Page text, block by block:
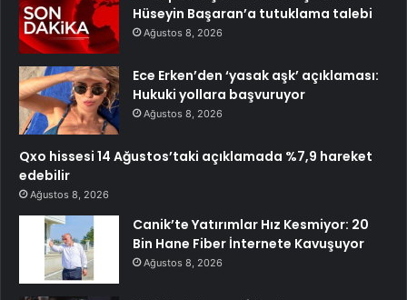
Hüseyin Başaran’a tutuklama talebi
Ağustos 8, 2026
Ece Erken’den ‘yasak aşk’ açıklaması:
Hukuki yollara başvuruyor
Ağustos 8, 2026
Qxo hissesi 14 Ağustos’taki açıklamada %7,9 hareket
edebilir
Ağustos 8, 2026
Canik’te Yatırımlar Hız Kesmiyor: 20
Bin Hane Fiber İnternete Kavuşuyor
Ağustos 8, 2026